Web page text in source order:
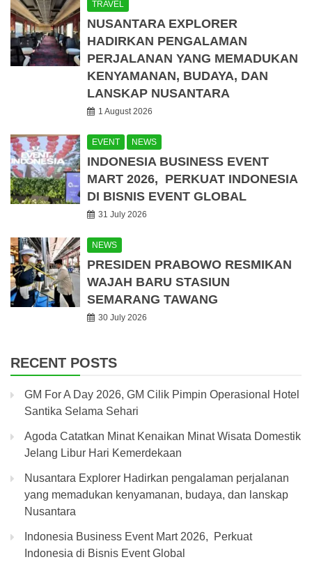
TRAVEL
NUSANTARA EXPLORER
HADIRKAN PENGALAMAN
PERJALANAN YANG MEMADUKAN
KENYAMANAN, BUDAYA, DAN
LANSKAP NUSANTARA
1 August 2026
EVENT NEWS
INDONESIA BUSINESS EVENT
MART 2026, PERKUAT INDONESIA
DI BISNIS EVENT GLOBAL
31 July 2026
NEWS
PRESIDEN PRABOWO RESMIKAN
WAJAH BARU STASIUN
SEMARANG TAWANG
30 July 2026
RECENT POSTS
GM For A Day 2026, GM Cilik Pimpin Operasional Hotel
Santika Selama Sehari
Agoda Catatkan Minat Kenaikan Minat Wisata Domestik
Jelang Libur Hari Kemerdekaan
Nusantara Explorer Hadirkan pengalaman perjalanan
yang memadukan kenyamanan, budaya, dan lanskap
Nusantara
Indonesia Business Event Mart 2026, Perkuat
Indonesia di Bisnis Event Global